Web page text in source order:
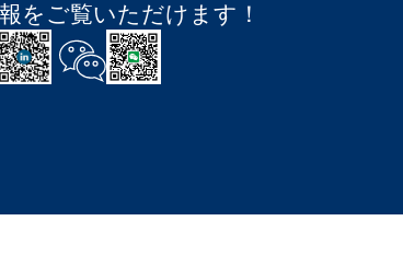
をご覧いただけます！